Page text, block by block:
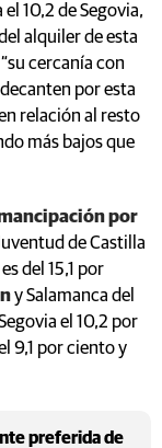
10,2 de Segovia,
alquiler de esta
cercanía con
por esta
relación al resto
más bajos que
por
de Castilla
del 15,1 por
y Salamanca del
el 10,2 por
9,1 por ciento y
preferida de